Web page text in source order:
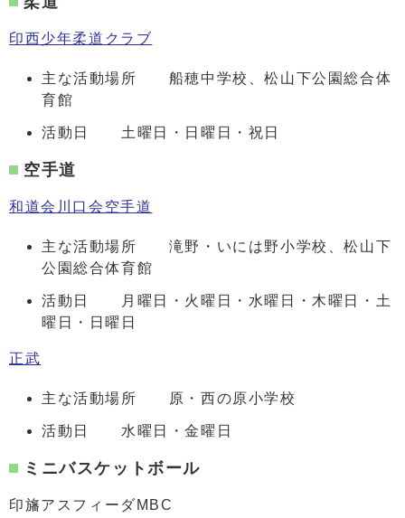
印西少年柔道クラブ
主な活動場所 船穂中学校、松山下公園総合体
育館
活動日 土曜日・日曜日・祝日
空手道
和道会川口会空手道
主な活動場所 滝野・いには野小学校、松山下
公園総合体育館
活動日 月曜日・火曜日・水曜日・木曜日・土
曜日・日曜日
正武
主な活動場所 原・西の原小学校
活動日 水曜日・金曜日
ミニバスケットボール
印旛アスフィーダMBC